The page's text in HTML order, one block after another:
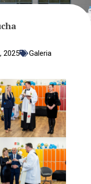
kompetencji
– Społecznych
Ochrony Małoletnich
linki
Danych Osobowych
domowa
roku szkolnego
2025 Galeria